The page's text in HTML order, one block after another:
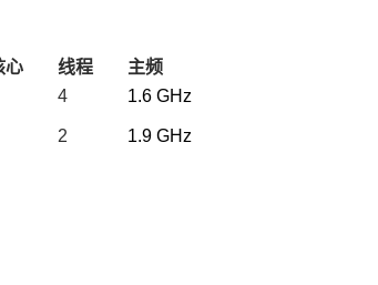
心 线程
主频
4 1.6 GHz
2 1.9 GHz